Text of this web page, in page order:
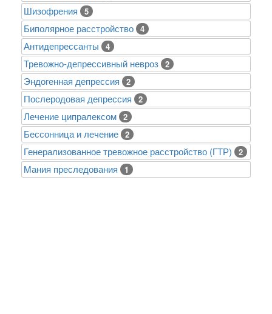
Шизофрения 5
Биполярное расстройство 4
Антидепрессанты 4
Тревожно-депрессивный невроз 2
Эндогенная депрессия 2
Послеродовая депрессия 2
Лечение ципралексом 2
Бессонница и лечение 2
Генерализованное тревожное расстройство (ГТР) 2
Mания преследования 1